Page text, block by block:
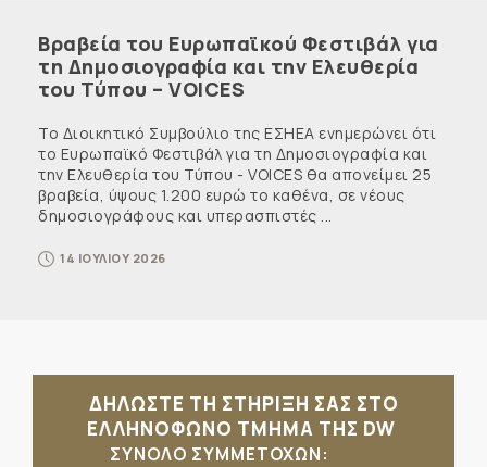
Βραβεία του Ευρωπαϊκού Φεστιβάλ για
τη Δημοσιογραφία και την Ελευθερία
του Τύπου – VOICES
Το Διοικητικό Συμβούλιο της ΕΣΗΕΑ ενημερώνει ότι
το Ευρωπαϊκό Φεστιβάλ για τη Δημοσιογραφία και
την Ελευθερία του Τύπου - VOICES θα απονείμει 25
βραβεία, ύψους 1.200 ευρώ το καθένα, σε νέους
δημοσιογράφους και υπερασπιστές ...
14 ΙΟΥΛΙΟΥ 2026
ΔΗΛΩΣΤΕ ΤΗ ΣΤΗΡΙΞΗ ΣΑΣ ΣΤΟ
ΕΛΛΗΝΟΦΩΝΟ ΤΜΗΜΑ ΤΗΣ DW
ΣΥΝΟΛΟ ΣΥΜΜΕΤΟΧΩΝ: